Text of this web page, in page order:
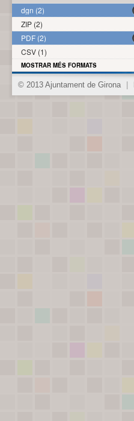
dgn (2)
ZIP (2)
PDF (2)
CSV (1)
MOSTRAR MÉS FORMATS
© 2013 Ajuntament de Girona